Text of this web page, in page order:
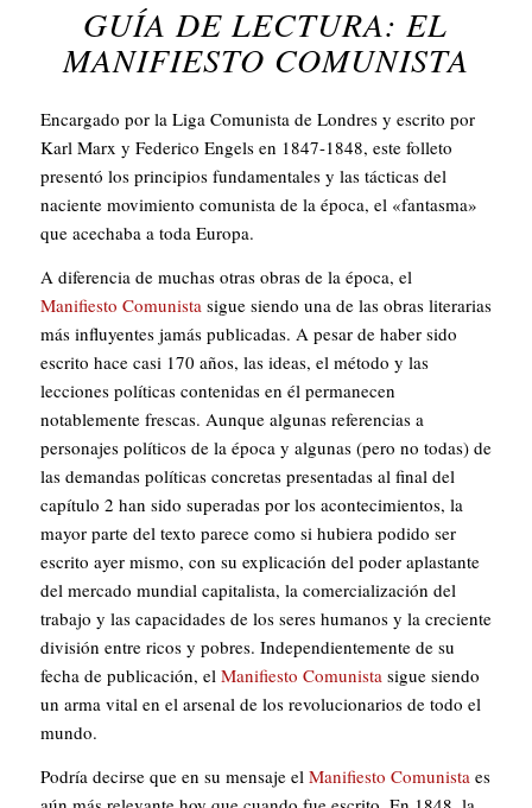
GUÍA DE LECTURA: EL
MANIFIESTO COMUNISTA
Encargado por la Liga Comunista de Londres y escrito por
Karl Marx y Federico Engels en 1847-1848, este folleto
presentó los principios fundamentales y las tácticas del
naciente movimiento comunista de la época, el «fantasma»
que acechaba a toda Europa.
A diferencia de muchas otras obras de la época, el
Manifiesto Comunista sigue siendo una de las obras literarias
más influyentes jamás publicadas. A pesar de haber sido
escrito hace casi 170 años, las ideas, el método y las
lecciones políticas contenidas en él permanecen
notablemente frescas. Aunque algunas referencias a
personajes políticos de la época y algunas (pero no todas) de
las demandas políticas concretas presentadas al final del
capítulo 2 han sido superadas por los acontecimientos, la
mayor parte del texto parece como si hubiera podido ser
escrito ayer mismo, con su explicación del poder aplastante
del mercado mundial capitalista, la comercialización del
trabajo y las capacidades de los seres humanos y la creciente
división entre ricos y pobres. Independientemente de su
fecha de publicación, el Manifiesto Comunista sigue siendo
un arma vital en el arsenal de los revolucionarios de todo el
mundo.
Podría decirse que en su mensaje el Manifiesto Comunista es